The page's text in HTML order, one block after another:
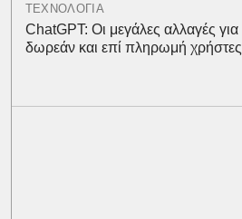
ΤΕΧΝΟΛΟΓΙΑ
ChatGPT: Οι μεγάλες αλλαγές για
δωρεάν και επί πληρωμή χρήστες